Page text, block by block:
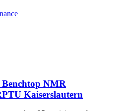
NMR
Kaiserslautern